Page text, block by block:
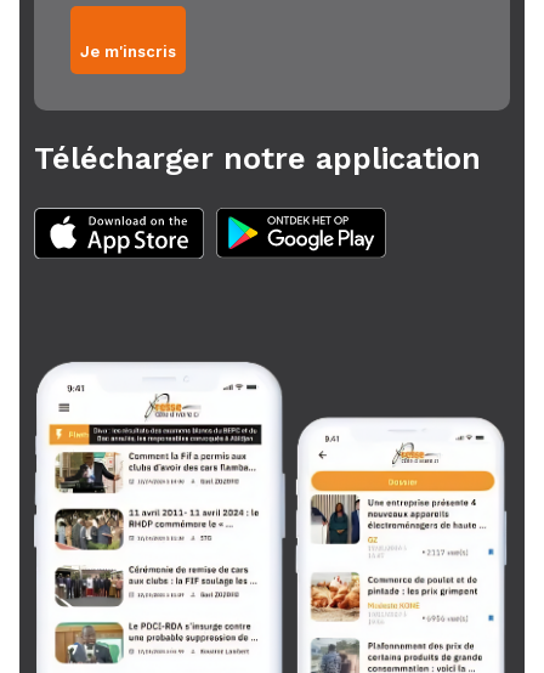
Je m'inscris
Télécharger notre application